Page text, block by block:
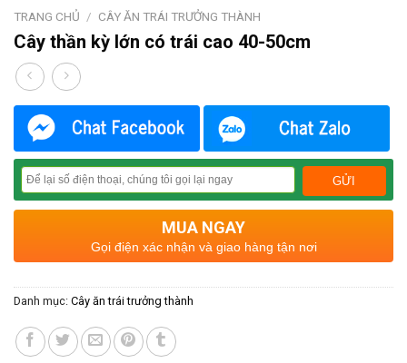
TRANG CHỦ / CÂY ĂN TRÁI TRƯỞNG THÀNH
Cây thần kỳ lớn có trái cao 40-50cm
MUA NGAY
Gọi điện xác nhận và giao hàng tận nơi
Danh mục: Cây ăn trái trưởng thành